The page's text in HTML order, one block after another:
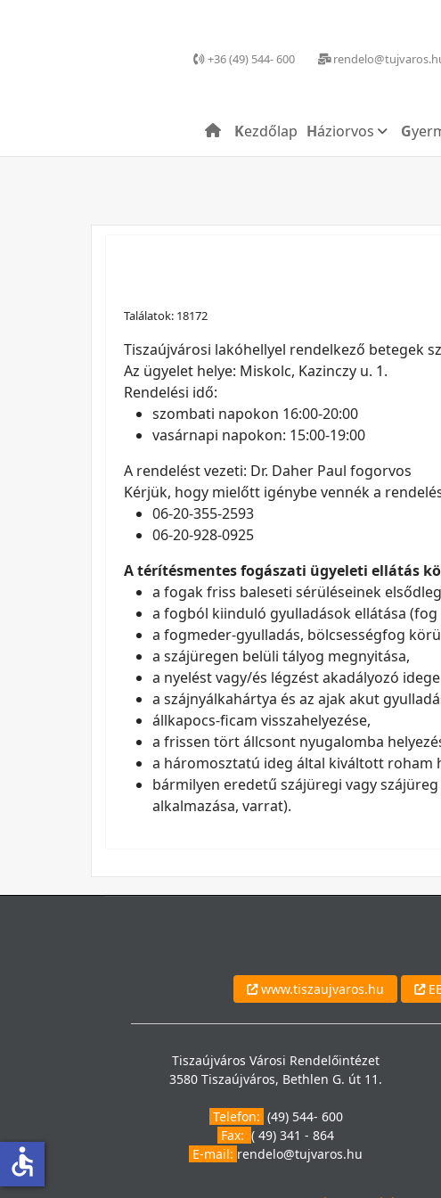
+36 (49) 544- 600
Kezdőlap Háziorvos
Találatok: 18172
Tiszaújvárosi lakóhellyel rendelkező betegek
Az ügyelet helye: Miskolc, Kazinczy u. 1.
Rendelési idő:
szombati napokon 16:00-20:00
vasárnapi napokon: 15:00-19:00
A rendelést vezeti: Dr. Daher Paul fogorvos
Kérjük, hogy mielőtt igénybe vennék a
06-20-355-2593
06-20-928-0925
A térítésmentes fogászati ügyeleti ellátás
a fogak friss baleseti sérüléseinek
a fogból kiinduló gyulladások ellátása
a fogmeder-gyulladás, bölcsességfog
a szájüregen belüli tályog megnyitása,
a nyelést vagy/és légzést akadályozó
a szájnyálkahártya és az ajak akut
állkapocs-ficam visszahelyezése,
a frissen tört állcsont nyugalomba
a háromosztatú ideg által kiváltott roham
bármilyen eredetű szájüregi vagy
alkalmazása, varrat).
www.tiszaujvaros.hu
Tiszaújváros Városi Rendelőintézet
3580 Tiszaújváros, Bethlen G. út 11.
Telefon: (49) 544- 600
Fax:( 49) 341 - 864
E-mail: rendelo@tujvaros.hu
accessible